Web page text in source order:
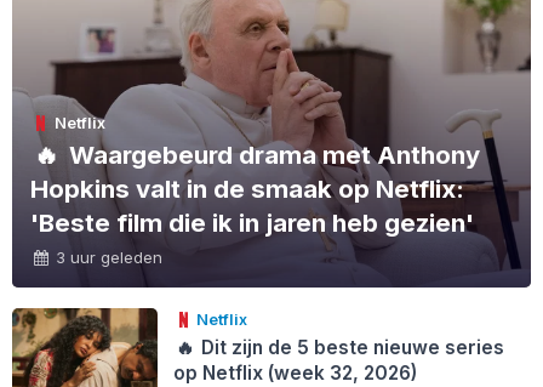
Netflix
🔥 Waargebeurd drama met Anthony
Hopkins valt in de smaak op Netflix:
'Beste film die ik in jaren heb gezien'
3 uur geleden
Netflix
🔥 Dit zijn de 5 beste nieuwe series
op Netflix (week 32, 2026)